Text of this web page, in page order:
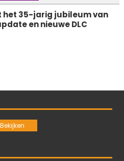
het 35-jarig jubileum van
en nieuwe DLC